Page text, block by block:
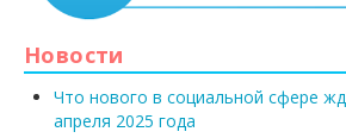
Новости
Что нового в социальной сфере
апреля 2025 года